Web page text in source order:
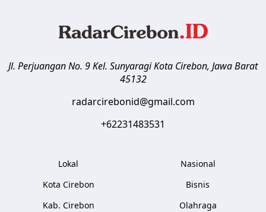
Jl. Perjuangan No. 9 Kel. SunyaragiKota Cirebon, Jawa Barat
45132
radarcirebonid@gmail.com
+62231483531
Lokal
Kota Cirebon
Kab. Cirebon
Nasional
Bisnis
Olahraga